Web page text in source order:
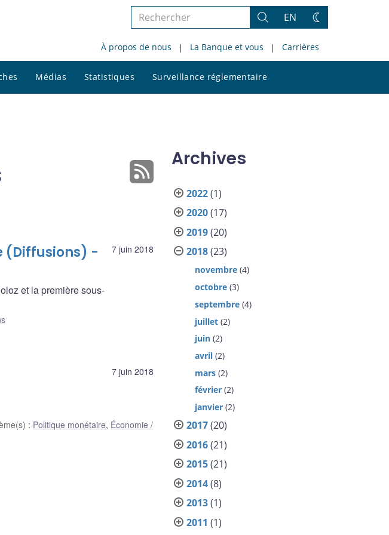
Rechercher
le
site
Rechercher
EN
Changez
thème
À propos de nous La Banque et vous Carrières
Médias Statistiques Surveillance réglementaire
le
7 juin 2018
(Diffusions) -
et la première sous-
7 juin 2018
: Politique monétaire, Économie /
Archives
2022(1)
2020(17)
2019(20)
2018(23)
novembre (4)
octobre (3)
septembre (4)
juillet (2)
juin (2)
avril (2)
mars (2)
février (2)
janvier (2)
2017(20)
2016(21)
2015(21)
2014(8)
2013(1)
2011 (1)